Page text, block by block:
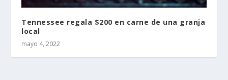
Tennessee regala $200 en carne de una granja
local
mayo 4, 2022